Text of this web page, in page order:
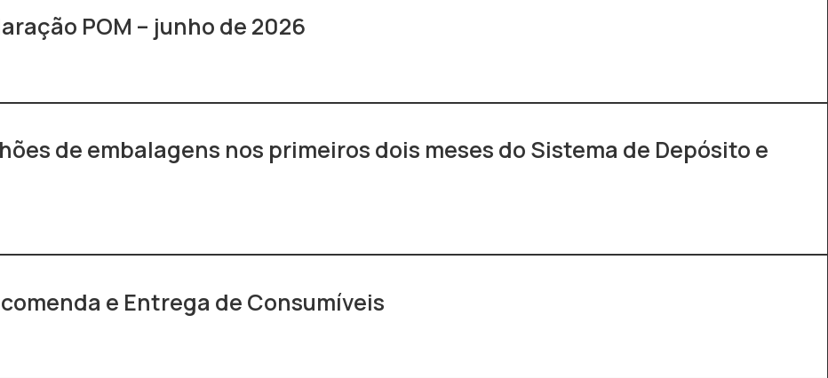
POM – junho de 2026
de embalagens nos primeiros dois meses do Sistema de Depósito e
e Entrega de Consumíveis